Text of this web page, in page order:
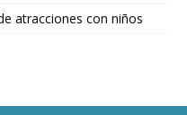
atracciones con niños